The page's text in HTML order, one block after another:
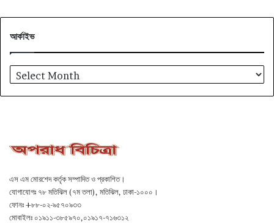
আর্কাইভ
আর্কাইভ
এস এম মোরশেদ কর্তৃক সম্পাদিত ও প্রকাশিত।
যোগাযোগঃ ৭৮ মতিঝিল (৭ম তলা), মতিঝিল, ঢাকা-১০০০।
ফোনঃ +৮৮-০২-৯৫৭০৯৩৩
মোবাইলঃ ০১৯১১-৩৮৫৯৭০,০১৯১৭-৭১৬৩১২